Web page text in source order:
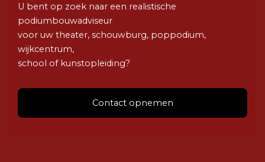
U bent op zoek naar een realistische
podiumbouwadviseur
voor uw theater, schouwburg, poppodium,
wijkcentrum,
school of kunstopleiding?
Contact opnemen